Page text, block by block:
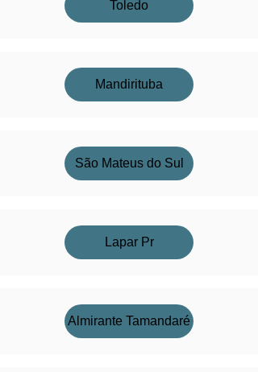
Toledo
Mandirituba
São Mateus do Sul
Lapar Pr
Almirante Tamandaré